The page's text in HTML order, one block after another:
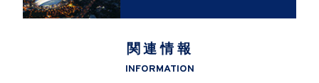
関連情報
INFORMATION